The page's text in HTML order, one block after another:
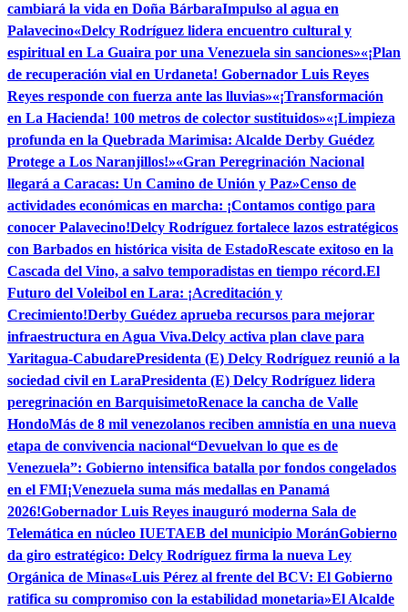
cambiará la vida en Doña BárbaraImpulso al agua en
Palavecino«Delcy Rodríguez lidera encuentro cultural y
espiritual en La Guaira por una Venezuela sin sanciones»«¡Plan
de recuperación vial en Urdaneta! Gobernador Luis Reyes
Reyes responde con fuerza ante las lluvias»«¡Transformación
en La Hacienda! 100 metros de colector sustituidos»«¡Limpieza
profunda en la Quebrada Marimisa: Alcalde Derby Guédez
Protege a Los Naranjillos!»«Gran Peregrinación Nacional
llegará a Caracas: Un Camino de Unión y Paz»Censo de
actividades económicas en marcha: ¡Contamos contigo para
conocer Palavecino!Delcy Rodríguez fortalece lazos estratégicos
con Barbados en histórica visita de EstadoRescate exitoso en la
Cascada del Vino, a salvo temporadistas en tiempo récord.El
Futuro del Voleibol en Lara: ¡Acreditación y
Crecimiento!Derby Guédez aprueba recursos para mejorar
infraestructura en Agua Viva.Delcy activa plan clave para
Yaritagua-CabudarePresidenta (E) Delcy Rodríguez reunió a la
sociedad civil en LaraPresidenta (E) Delcy Rodríguez lidera
peregrinación en BarquisimetoRenace la cancha de Valle
HondoMás de 8 mil venezolanos reciben amnistía en una nueva
etapa de convivencia nacional“Devuelvan lo que es de
Venezuela”: Gobierno intensifica batalla por fondos congelados
en el FMI¡Venezuela suma más medallas en Panamá
2026!Gobernador Luis Reyes inauguró moderna Sala de
Telemática en núcleo IUETAEB del municipio MoránGobierno
da giro estratégico: Delcy Rodríguez firma la nueva Ley
Orgánica de Minas«Luis Pérez al frente del BCV: El Gobierno
ratifica su compromiso con la estabilidad monetaria»El Alcalde